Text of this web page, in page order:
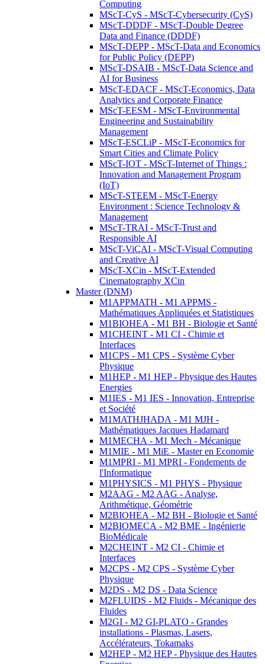
Computing
MScT-CyS - MScT-Cybersecurity (CyS)
MScT-DDDF - MScT-Double Degree
Data and Finance (DDDF)
MScT-DEPP - MScT-Data and Economics
for Public Policy (DEPP)
MScT-DSAIB - MScT-Data Science and
AI for Business
MScT-EDACF - MScT-Economics, Data
Analytics and Corporate Finance
MScT-EESM - MScT-Environmental
Engineering and Sustainability
Management
MScT-ESCLiP - MScT-Economics for
Smart Cities and Climate Policy
MScT-IOT - MScT-Internet of Things :
Innovation and Management Program
(IoT)
MScT-STEEM - MScT-Energy
Environment : Science Technology &
Management
MScT-TRAI - MScT-Trust and
Responsible AI
MScT-ViCAI - MScT-Visual Computing
and Creative AI
MScT-XCin - MScT-Extended
Cinematography XCin
Master (DNM)
M1APPMATH - M1 APPMS -
Mathématiques Appliquées et Statistiques
M1BIOHEA - M1 BH - Biologie et Santé
M1CHEINT - M1 CI - Chimie et
Interfaces
M1CPS - M1 CPS - Système Cyber
Physique
M1HEP - M1 HEP - Physique des Hautes
Energies
M1IES - M1 IES - Innovation, Entreprise
et Société
M1MATHJHADA - M1 MJH -
Mathématiques Jacques Hadamard
M1MECHA - M1 Mech - Mécanique
M1MIE - M1 MiE - Master en Economie
M1MPRI - M1 MPRI - Fondements de
l'Informatique
M1PHYSICS - M1 PHYS - Physique
M2AAG - M2 AAG - Analyse,
Arithmétique, Géométrie
M2BIOHEA - M2 BH - Biologie et Santé
M2BIOMECA - M2 BME - Ingénierie
BioMédicale
M2CHEINT - M2 CI - Chimie et
Interfaces
M2CPS - M2 CPS - Système Cyber
Physique
M2DS - M2 DS - Data Science
M2FLUIDS - M2 Fluids - Mécanique des
Fluides
M2GI - M2 GI-PLATO - Grandes
installations - Plasmas, Lasers,
Accélérateurs, Tokamaks
M2HEP - M2 HEP - Physique des Hautes